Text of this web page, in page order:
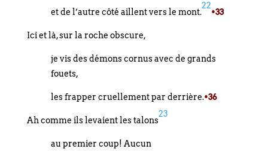
et de l’autre côté aillent vers le mont.
22
•33
Ici et là, sur la roche obscure,
je vis des démons cornus avec de grands
fouets,
les frapper cruellement par derrière.•36
Ah comme ils levaient les talons
23
au premier coup! Aucun